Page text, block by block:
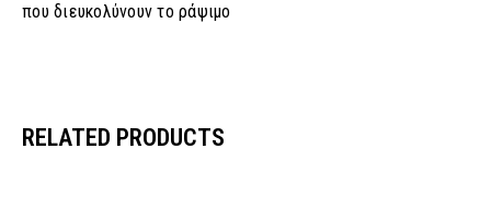
που διευκολύνουν το ράψιμο
RELATED PRODUCTS